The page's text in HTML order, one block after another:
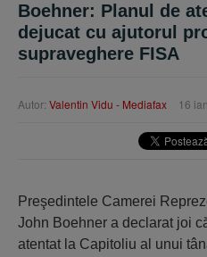
Boehner: Planul de
dejucat cu ajutorul
supraveghere FISA
Autor: Valentin Vidu - Mediafax 16
Preşedintele Camerei
John Boehner a declarat joi
atentat la Capitoliu al unui